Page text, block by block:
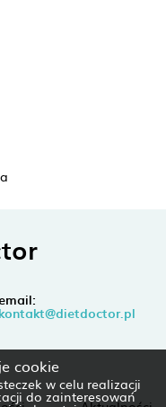
cookie
w celu realizacji
do zainteresowań
kontakt@dietdoctor.pl